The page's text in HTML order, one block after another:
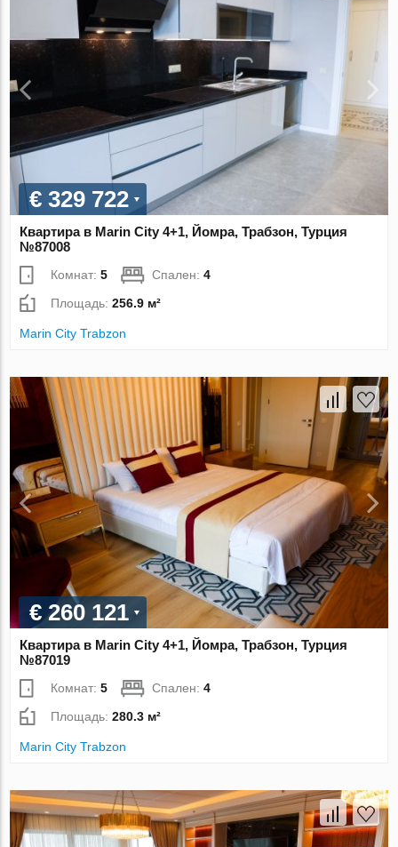
€ 329 722
Квартира в Marin City 4+1, Йомра, Трабзон, Турция
№87008
Комнат:5 Спален:4
Площадь:256.9 м²
Marin City Trabzon
€ 260 121
Квартира в Marin City 4+1, Йомра, Трабзон, Турция
№87019
Комнат:5 Спален:4
Площадь:280.3 м²
Marin City Trabzon